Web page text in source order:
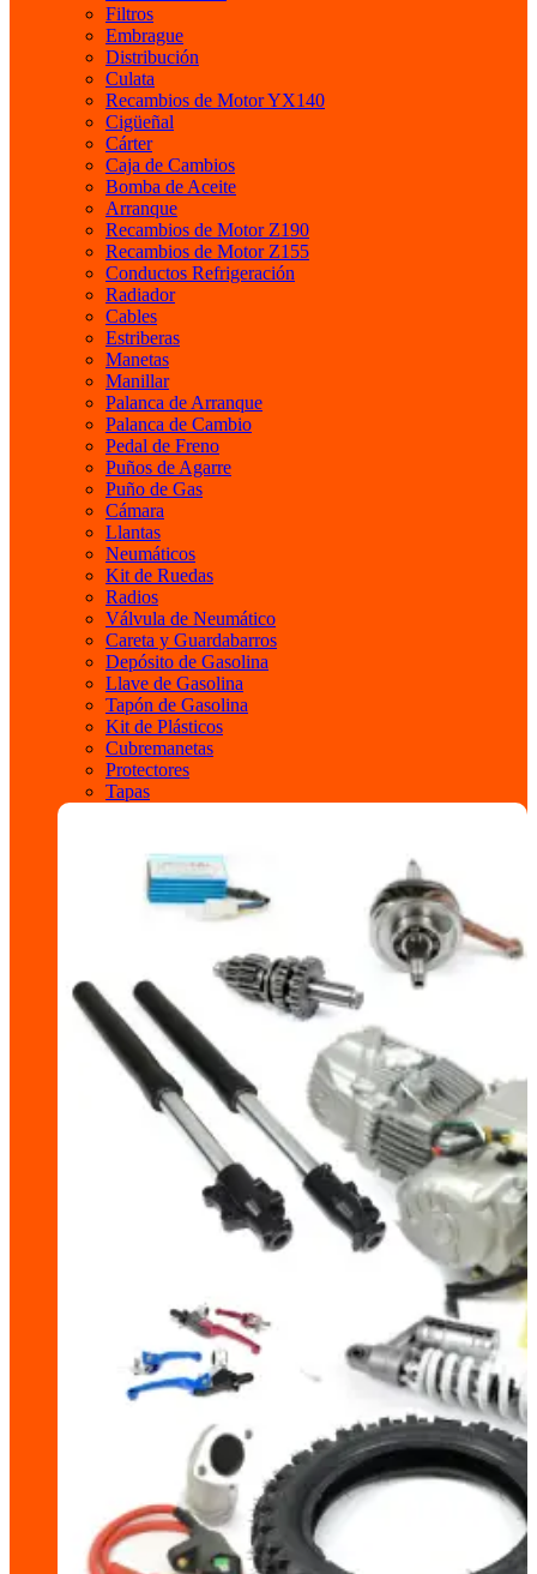
Filtros
Embrague
Distribución
Culata
Recambios de Motor YX140
Cigüeñal
Cárter
Caja de Cambios
Bomba de Aceite
Arranque
Recambios de Motor Z190
Recambios de Motor Z155
Conductos Refrigeración
Radiador
Cables
Estriberas
Manetas
Manillar
Palanca de Arranque
Palanca de Cambio
Pedal de Freno
Puños de Agarre
Puño de Gas
Cámara
Llantas
Neumáticos
Kit de Ruedas
Radios
Válvula de Neumático
Careta y Guardabarros
Depósito de Gasolina
Llave de Gasolina
Tapón de Gasolina
Kit de Plásticos
Cubremanetas
Protectores
Tapas